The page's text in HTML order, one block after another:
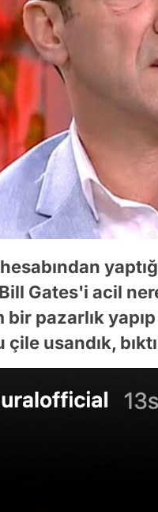
Gates'i acil
bir pazarlık
çile usandık,